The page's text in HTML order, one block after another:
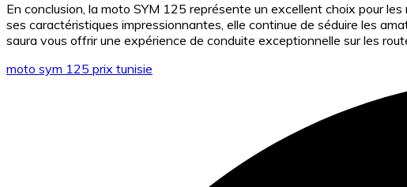
En conclusion, la moto SYM 125 représente un excellent choix pour
ses caractéristiques impressionnantes, elle continue de séduire les
saura vous offrir une expérience de conduite exceptionnelle sur les
moto sym 125 prix tunisie